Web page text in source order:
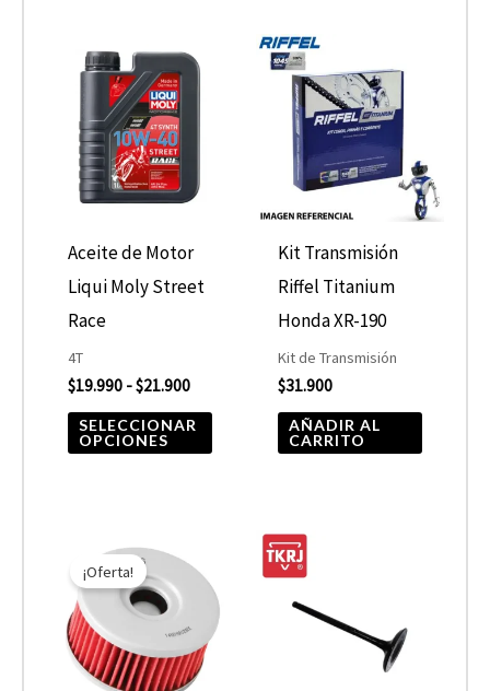
Aceite de Motor
Liqui Moly Street
Race
4T
$19.990 -$21.900
de
SELECCIONAR
OPCIONES
opciones
la
página
Kit Transmisión
Riffel Titanium
Honda XR-190
Kit de Transmisión
$31.900
AÑADIR AL
CARRITO
¡Oferta!
precio
original
era:
$7.590.
precio
actual
es:
$3.795.